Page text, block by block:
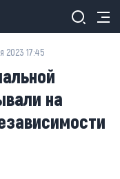
2023 17:45
на